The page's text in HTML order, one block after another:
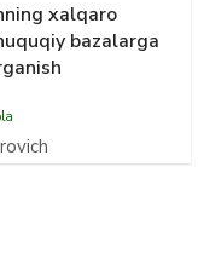
xalqaro
bazalarga